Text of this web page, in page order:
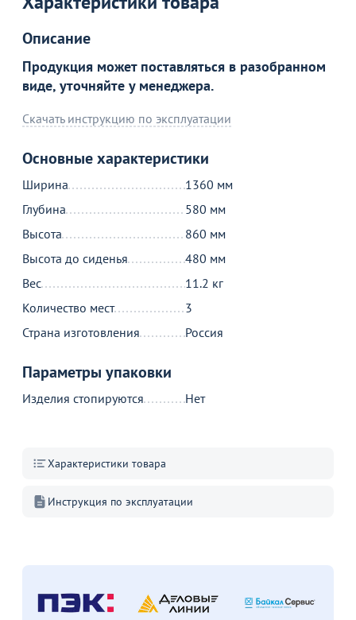
Описание
Продукция может поставляться в разобранном
виде, уточняйте у менеджера.
Скачать инструкцию по эксплуатации
Основные характеристики
Ширина
1360 мм
Глубина
580 мм
Высота
860 мм
Высота до сиденья
480 мм
Вес
11.2 кг
Количество мест
3
Страна изготовления
Россия
Параметры упаковки
Изделия стопируются Нет
Характеристики товара
Инструкция по эксплуатации
С этим товаром покупают
2 590
Транспортировочный чехол на
5 стульев, серый
от 6 890
Каркас для стула Кларенс
Больше не показывать это окно